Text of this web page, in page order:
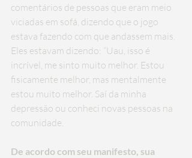
comentários de pessoas que eram meio
viciadas em sofá, dizendo que o jogo
estava fazendo com que andassem mais.
Eles estavam dizendo: “Uau, isso é
incrível, me sinto muito melhor. Estou
fisicamente melhor, mas mentalmente
estou muito melhor. Saí da minha
depressão ou conheci novas pessoas na
comunidade.
De acordo com seu manifesto, sua